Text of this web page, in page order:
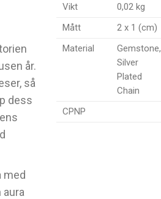
år.
så
dess
med
Vikt
0,02 kg
Mått
2 x 1 (cm)
Material
Gemstone,
Silver
Plated
Chain
CPNP